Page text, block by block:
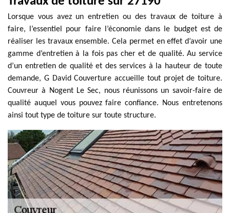
Lorsque vous avez un entretien ou des travaux de toiture à
faire, l’essentiel pour faire l’économie dans le budget est de
réaliser les travaux ensemble. Cela permet en effet d’avoir une
gamme d’entretien à la fois pas cher et de qualité. Au service
d’un entretien de qualité et des services à la hauteur de toute
demande, G David Couverture accueille tout projet de toiture.
Couvreur à Nogent Le Sec, nous réunissons un savoir-faire de
qualité auquel vous pouvez faire confiance. Nous entretenons
ainsi tout type de toiture sur toute structure.